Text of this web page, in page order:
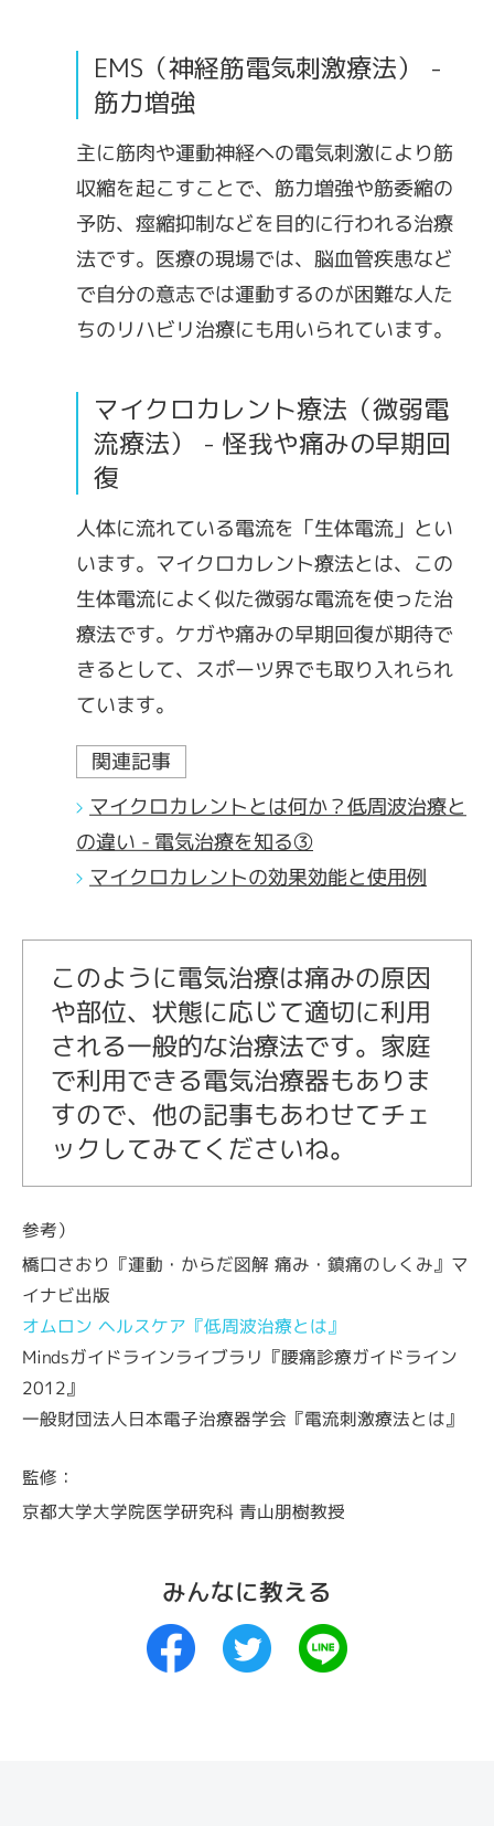
EMS（神経筋電気刺激療法） -
筋力増強
主に筋肉や運動神経への電気刺激により筋
収縮を起こすことで、筋力増強や筋委縮の
予防、痙縮抑制などを目的に行われる治療
法です。医療の現場では、脳血管疾患など
で自分の意志では運動するのが困難な人た
ちのリハビリ治療にも用いられています。
マイクロカレント療法（微弱電
流療法） - 怪我や痛みの早期回
復
人体に流れている電流を「生体電流」とい
います。マイクロカレント療法とは、この
生体電流によく似た微弱な電流を使った治
療法です。ケガや痛みの早期回復が期待で
きるとして、スポーツ界でも取り入れられ
ています。
関連記事
マイクロカレントとは何か？低周波治療と
の違い - 電気治療を知る③
マイクロカレントの効果効能と使用例
このように電気治療は痛みの原因
や部位、状態に応じて適切に利用
される一般的な治療法です。家庭
で利用できる電気治療器もありま
すので、他の記事もあわせてチェ
ックしてみてくださいね。
参考）
橋口さおり『運動・からだ図解 痛み・鎮痛のしくみ』マ
イナビ出版
オムロン ヘルスケア『低周波治療とは』
Mindsガイドラインライブラリ『腰痛診療ガイドライン
2012』
一般財団法人日本電子治療器学会『電流刺激療法とは』
監修：
京都大学大学院医学研究科 青山朋樹教授
みんなに教える